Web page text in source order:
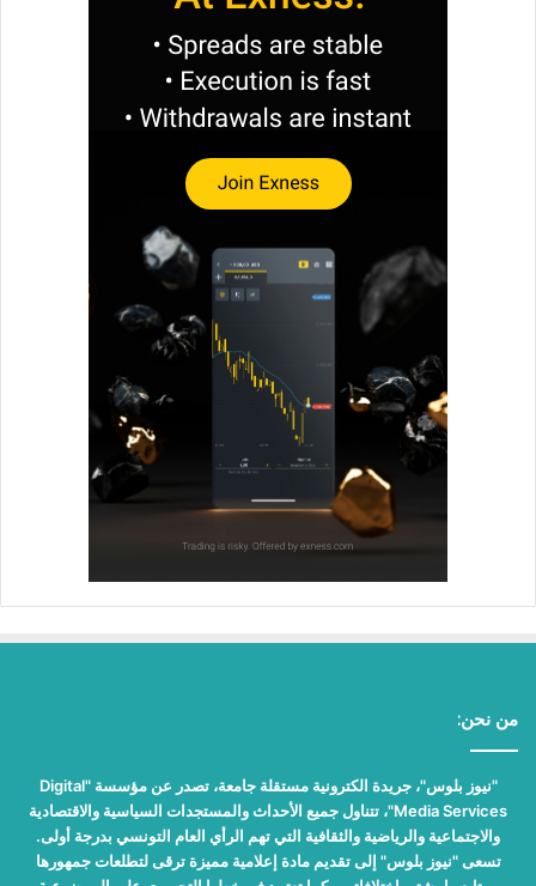
من نحن:
"نيوز بلوس"، جريدة الكترونية مستقلة جامعة، تصدر عن مؤسسة "Digital
Media Services"، تتناول جميع الأحداث والمستجدات السياسية والاقتصادية
والاجتماعية والرياضية والثقافية التي تهم الرأي العام التونسي بدرجة أولى.
تسعى "نيوز بلوس" إلى تقديم مادة إعلامية مميزة ترقى لتطلعات جمهورها